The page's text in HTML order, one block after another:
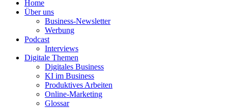
Home
Über uns
Business-Newsletter
Werbung
Podcast
Interviews
Digitale Themen
Digitales Business
KI im Business
Produktives Arbeiten
Online-Marketing
Glossar